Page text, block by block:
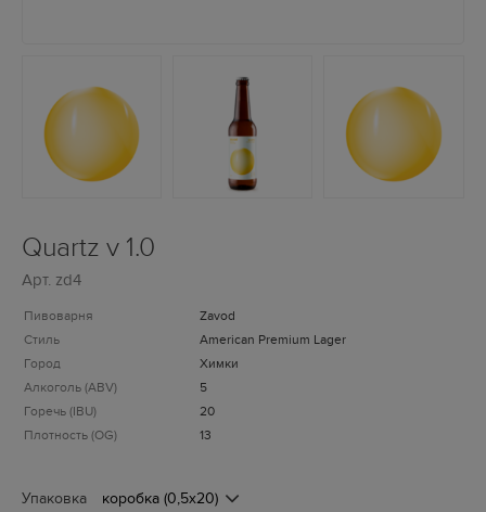
Quartz v 1.0
Арт. zd4
Пивоварня
Zavod
Стиль
American Premium Lager
Город
Химки
Алкоголь (ABV)
5
Горечь (IBU)
20
Плотность (OG)
13
Упаковка